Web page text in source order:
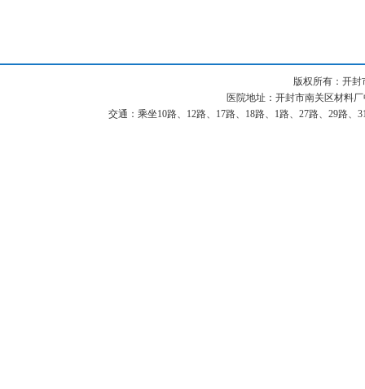
版权所有：开
医院地址：开封市南关区材料
交通：乘坐10路、12路、17路、18路、1路、27路、29路